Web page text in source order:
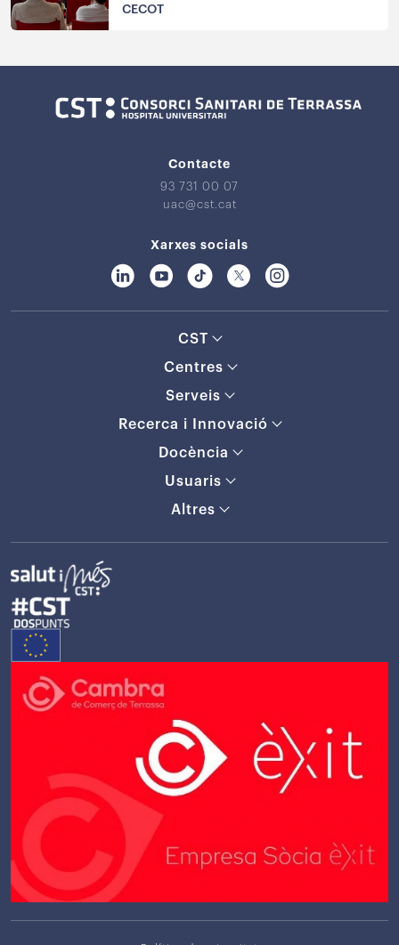
CECOT
Contacte
93 731 00 07
uac@cst.cat
Xarxes socials
CST
Centres
Serveis
Recerca i Innovació
Docència
Usuaris
Altres